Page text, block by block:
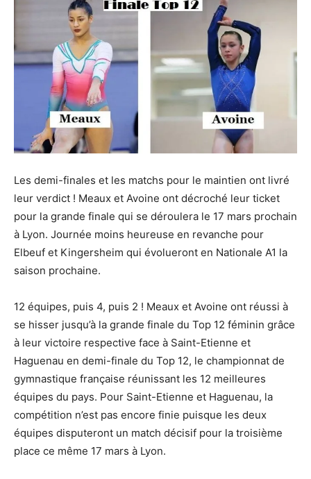
Les demi-finales et les matchs pour le maintien ont livré
leur verdict ! Meaux et Avoine ont décroché leur ticket
pour la grande finale qui se déroulera le 17 mars prochain
à Lyon. Journée moins heureuse en revanche pour
Elbeuf et Kingersheim qui évolueront en Nationale A1 la
saison prochaine.
12 équipes, puis 4, puis 2 ! Meaux et Avoine ont réussi à
se hisser jusqu’à la grande finale du Top 12 féminin grâce
à leur victoire respective face à Saint-Etienne et
Haguenau en demi-finale du Top 12, le championnat de
gymnastique française réunissant les 12 meilleures
équipes du pays. Pour Saint-Etienne et Haguenau, la
compétition n’est pas encore finie puisque les deux
équipes disputeront un match décisif pour la troisième
place ce même 17 mars à Lyon.